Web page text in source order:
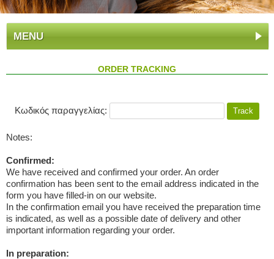
MENU
ORDER TRACKING
Κωδικός παραγγελίας:
Notes:
Confirmed:
We have received and confirmed your order. An order
confirmation has been sent to the email address indicated in the
form you have filled-in on our website.
In the confirmation email you have received the preparation time
is indicated, as well as a possible date of delivery and other
important information regarding your order.
In preparation: